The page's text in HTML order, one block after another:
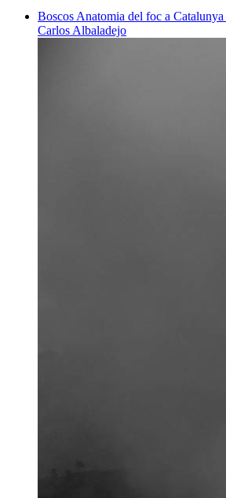
Boscos Anatomia del foc a Catalunya
Carlos Albaladejo